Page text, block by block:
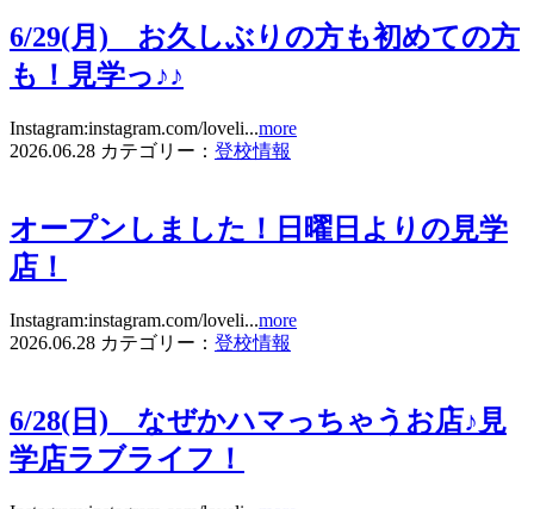
6/29(月) お久しぶりの方も初めての方
も！見学っ♪♪
Instagram:instagram.com/loveli...more
2026.06.28 カテゴリー： 登校情報
オープンしました！日曜日よりの見学
店！
Instagram:instagram.com/loveli...more
2026.06.28 カテゴリー： 登校情報
6/28(日) なぜかハマっちゃうお店♪見
学店ラブライフ！